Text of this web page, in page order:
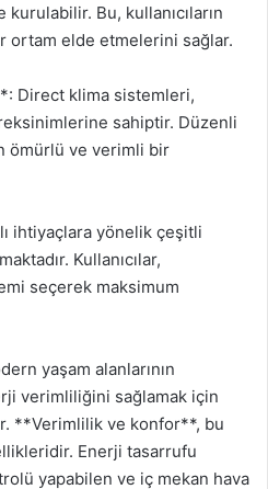
Bu, kullanıcıların
ortam elde etmelerini sağlar.
Direct klima sistemleri,
sahiptir. Düzenli
ömürlü ve verimli bir
ihtiyaçlara yönelik çeşitli
Kullanıcılar,
seçerek maksimum
yaşam alanlarının
verimliliğini sağlamak için
**Verimlilik ve konfor**, bu
Enerji tasarrufu
yapabilen ve iç mekan hava